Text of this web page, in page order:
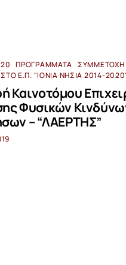
ΠΡΟΓΡΆΜΜΑΤΑ ΣΥΜΜΕΤΟΧΉ
Ε.Π. "ΙΌΝΙΑ ΝΗΣΙΆ 2014-
Καινοτόμου
Φυσικών
– “ΛΑΕΡΤΗΣ”